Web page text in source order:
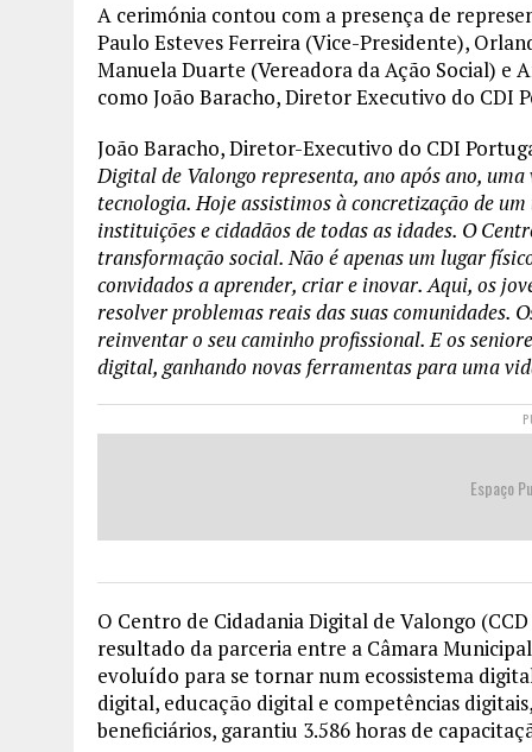
A cerimónia contou com a presença de
Paulo Esteves Ferreira (Vice-Presidente),
Manuela Duarte (Vereadora da Ação Social) e
como João Baracho, Diretor Executivo do CDI
João Baracho, Diretor-Executivo do CDI
Digital de Valongo representa, ano após ano,
tecnologia. Hoje assistimos à concretização de
instituições e cidadãos de todas as idades. O
transformação social. Não é apenas um lugar
convidados a aprender, criar e inovar. Aqui, os
resolver problemas reais das suas comunidades.
reinventar o seu caminho profissional. E os
digital, ganhando novas ferramentas para uma
Espaço
O Centro de Cidadania Digital de Valongo
resultado da parceria entre a Câmara
evoluído para se tornar num ecossistema
digital, educação digital e competências
beneficiários, garantiu 3.586 horas de